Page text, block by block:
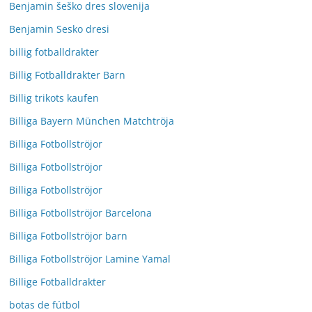
Benjamin šeško dres slovenija
Benjamin Sesko dresi
billig fotballdrakter
Billig Fotballdrakter Barn
Billig trikots kaufen
Billiga Bayern München Matchtröja
Billiga Fotbollströjor
Billiga Fotbollströjor
Billiga Fotbollströjor
Billiga Fotbollströjor Barcelona
Billiga Fotbollströjor barn
Billiga Fotbollströjor Lamine Yamal
Billige Fotballdrakter
botas de fútbol